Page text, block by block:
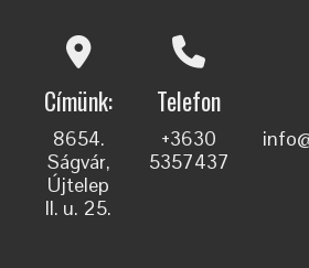
Címünk:
8654.
Ságvár,
Újtelep
II. u. 25.
Telefon
+3630
5357437